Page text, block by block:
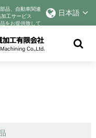
actions in response to
to incentivize better
to help companies
品、自動車関連
工サービス
をお提供致して
日本語